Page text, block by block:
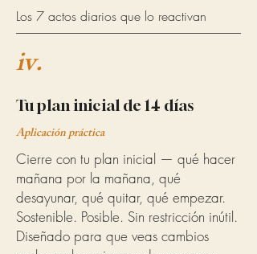
Los 7 actos diarios que lo reactivan
iv.
Tu plan inicial de 14 días
Aplicación práctica
Cierre con tu plan inicial — qué hacer
mañana por la mañana, qué
desayunar, qué quitar, qué empezar.
Sostenible. Posible. Sin restricción inútil.
Diseñado para que veas cambios